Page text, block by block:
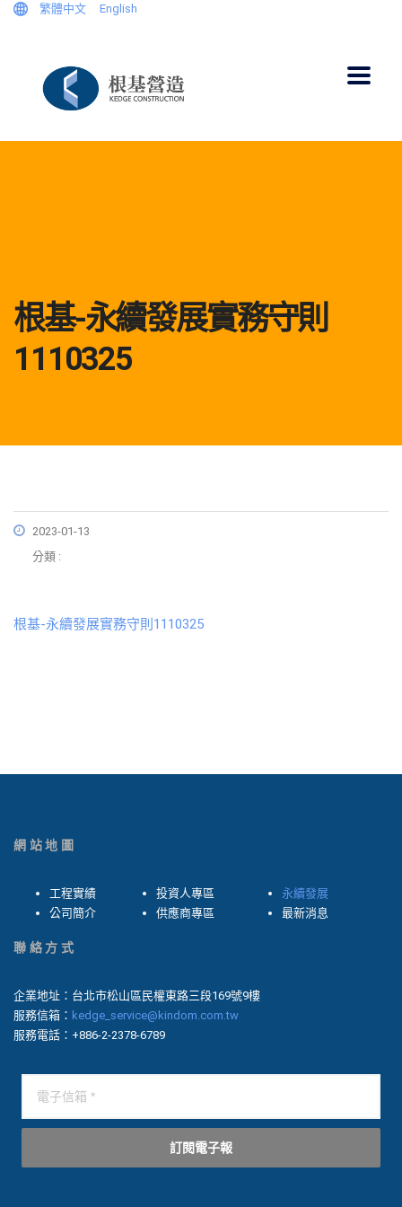
繁體中文 English
根基-永續發展實務守則
1110325
2023-01-13
分類 :
根基-永續發展實務守則1110325
網站地圖
工程實績
公司簡介
投資人專區
供應商專區
永續發展
最新消息
聯絡方式
企業地址：台北市松山區民權東路三段169號9樓
服務信箱： kedge_service@kindom.com.tw
服務電話：+886-2-2378-6789
訂閱電子報